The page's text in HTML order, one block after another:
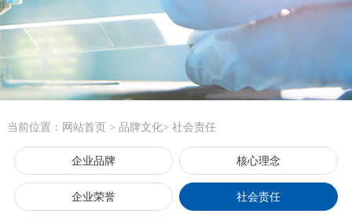
当前位置： 网站首页 > 品牌文化> 社会责任
企业品牌 核心理念
企业荣誉 社会责任